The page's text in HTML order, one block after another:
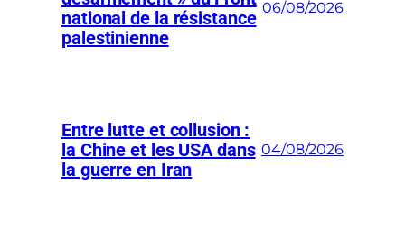
national de la résistance
palestinienne
06/08/2026
Entre lutte et collusion :
la Chine et les USA dans
la guerre en Iran
04/08/2026